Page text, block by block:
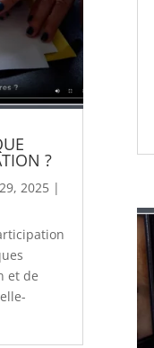
?
2025|
et de